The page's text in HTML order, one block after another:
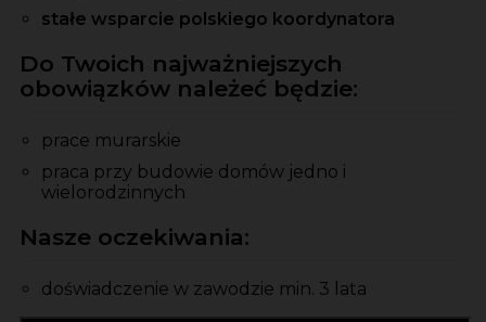
stałe wsparcie polskiego koordynatora
Do Twoich najważniejszych
obowiązków należeć będzie:
prace murarskie
praca przy budowie domów jedno i
wielorodzinnych
Nasze oczekiwania:
doświadczenie w zawodzie min. 3 lata